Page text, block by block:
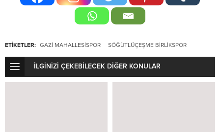
ETİKETLER: GAZI MAHALLESISPOR SÖĞÜTLÜÇEŞME BIRLIKSPOR
İLGİNİZİ ÇEKEBİLECEK DİĞER KONULAR